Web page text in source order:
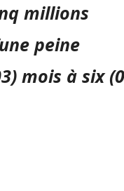
millions
peine
mois à six